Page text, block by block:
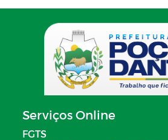
Serviços Online
FGTS